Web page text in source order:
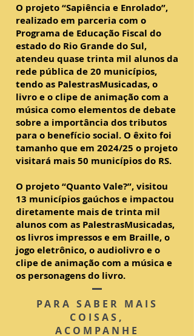
O projeto “Sapiência e Enrolado”,
realizado em parceria com o
Programa de Educação Fiscal do
estado do Rio Grande do Sul,
atendeu quase trinta mil alunos da
rede pública de 20 municípios,
tendo as PalestrasMusicadas, o
livro e o clipe de animação com a
música como elementos de debate
sobre a importância dos tributos
para o benefício social. O êxito foi
tamanho que em 2024/25 o projeto
visitará mais 50 municípios do RS.
O projeto “Quanto Vale?”, visitou
13 municípios gaúchos e impactou
diretamente mais de trinta mil
alunos com as PalestrasMusicadas,
os livros impressos e em Braille, o
jogo eletrônico, o audiolivro e o
clipe de animação com a música e
os personagens do livro.
PARA SABER MAIS
COISAS,
ACOMPANHE